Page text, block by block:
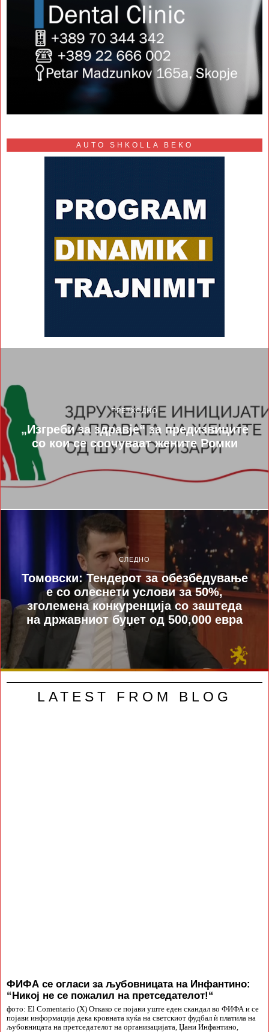
AUTO SHKOLLA BEKO
ПРЕТХОДНО
„Изгреби за здравје“ за предизвиците
со кои се соочуваат жените Ромки
СЛЕДНО
Томовски: Тендерот за обезбедување
е со олеснети услови за 50%,
зголемена конкуренција со заштеда
на државниот буџет од 500,000 евра
LATEST FROM BLOG
ФИФА се огласи за љубовницата на Инфантино:
“Никој не се пожалил на претседателот!“
фото: El Comentario (X) Откако се појави уште еден скандал во ФИФА и се
појави информација дека кровната куќа на светскиот фудбал ѝ платила на
љубовницата на претседателот на организацијата, Џани Инфантино,